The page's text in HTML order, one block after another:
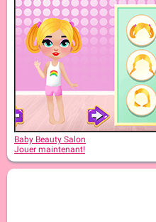
Baby Beauty Salon
Jouer maintenant!